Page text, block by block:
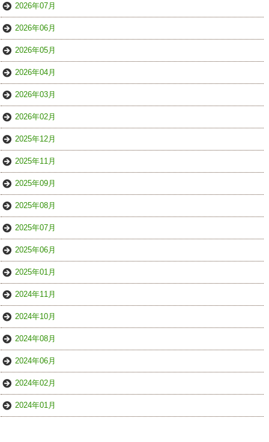
2026年07月
2026年06月
2026年05月
2026年04月
2026年03月
2026年02月
2025年12月
2025年11月
2025年09月
2025年08月
2025年07月
2025年06月
2025年01月
2024年11月
2024年10月
2024年08月
2024年06月
2024年02月
2024年01月